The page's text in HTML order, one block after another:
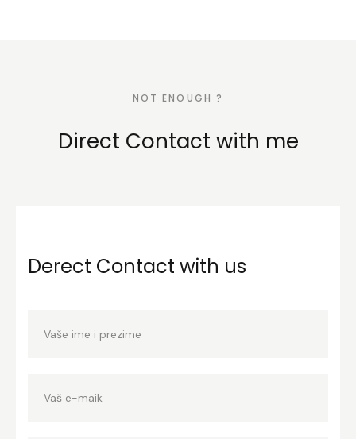
NOT ENOUGH ?
Direct Contact with me
Derect Contact with us